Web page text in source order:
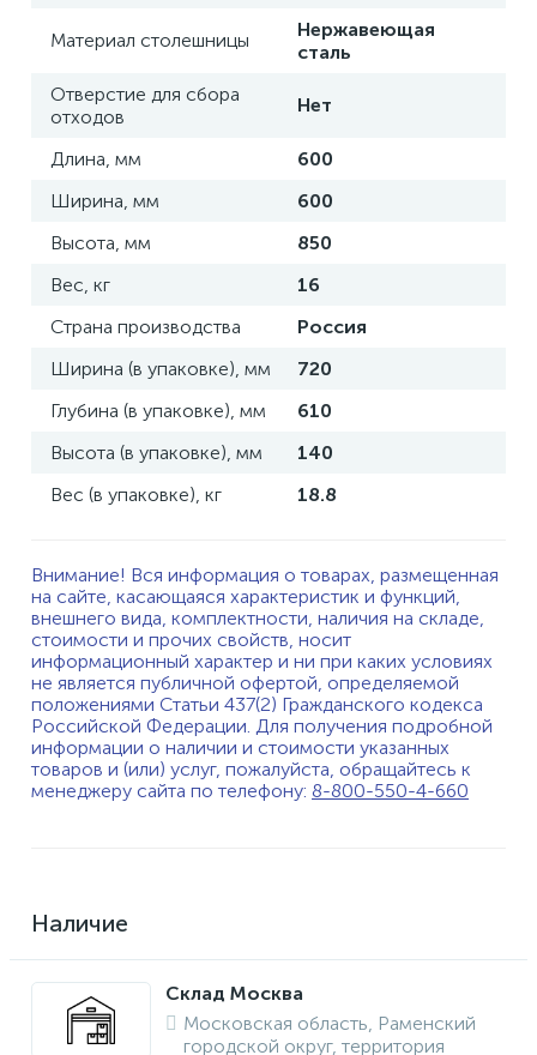
Материал столешницы
Нержавеющая
сталь
Отверстие для сбора
отходов
Нет
Длина, мм
600
Ширина, мм
600
Высота, мм
850
Вес, кг
16
Страна производства
Россия
Ширина (в упаковке), мм
720
Глубина (в упаковке), мм
610
Высота (в упаковке), мм
140
Вес (в упаковке), кг
18.8
Внимание! Вся информация о товарах, размещенная
на сайте, касающаяся характеристик и функций,
внешнего вида, комплектности, наличия на складе,
стоимости и прочих свойств, носит
информационный характер и ни при каких условиях
не является публичной офертой, определяемой
положениями Статьи 437(2) Гражданского кодекса
Российской Федерации. Для получения подробной
информации о наличии и стоимости указанных
товаров и (или) услуг, пожалуйста, обращайтесь к
менеджеру сайта по телефону: 8-800-550-4-660
Наличие
Склад Москва
Московская область, Раменский
городской округ, территория